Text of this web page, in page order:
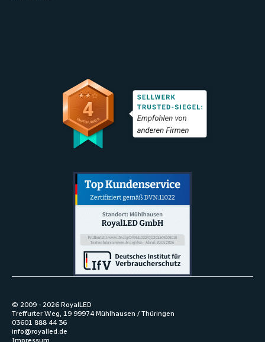
© 2009 - 2026 RoyalLED
Treffurter Weg, 19 99974 Mühlhausen / Thüringen
03601 888 44 36
info@royalled.de
Impressum